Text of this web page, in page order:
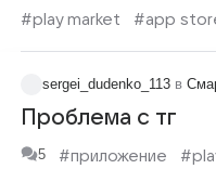
#play market
#app
sergei_dudenko_113 в
Проблема с тг
5 #приложение